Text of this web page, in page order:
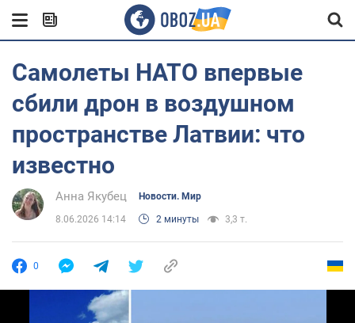
Самолеты НАТО впервые
сбили дрон в воздушном
пространстве Латвии: что
известно
Анна Якубец Новости. Мир
8.06.2026 14:14 2 минуты 3,3 т.
0